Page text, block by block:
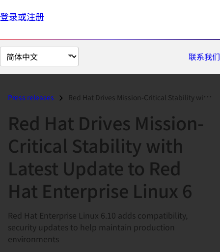
登录或注册
切
换
面
联系我们
Press releases Red Hat Drives Mission-Critical Stability with Latest Update to Red H...
Red Hat Drives Mission-
Critical Stability with
Latest Update to Red
Hat Enterprise Linux 6
Red Hat Enterprise Linux 6.10 adds compatibility,
security updates to help maintain production
environments